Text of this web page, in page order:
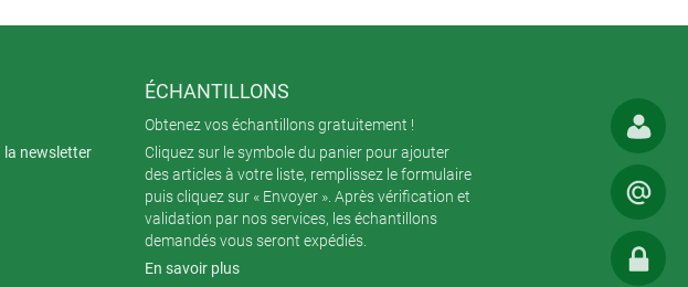
la newsletter
ÉCHANTILLONS
Obtenez vos échantillons gratuitement !
Cliquez sur le symbole du panier pour ajouter
des articles à votre liste, remplissez le formulaire
puis cliquez sur « Envoyer ». Après vérification et
validation par nos services, les échantillons
demandés vous seront expédiés.
En savoir plus